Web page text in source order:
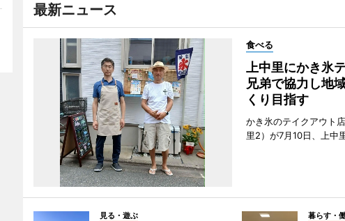
最新ニュース
食べる
上中里にかき氷
兄弟で協力し地
くり目指す
かき氷のテイクアウト
里2）が7月10日、上中
見る・遊ぶ 暮らす・